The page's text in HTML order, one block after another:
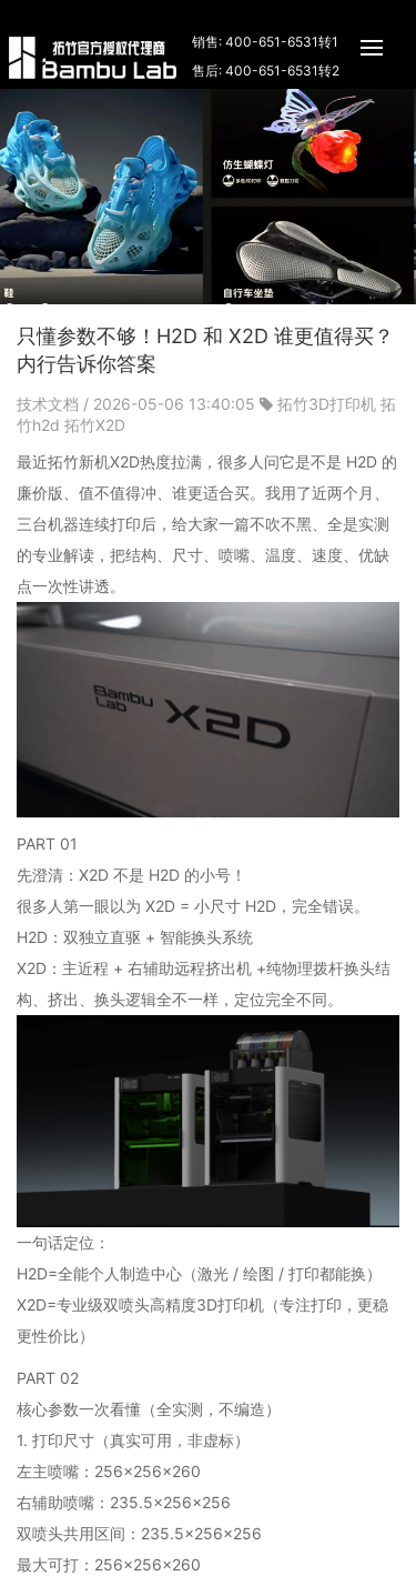
销售: 400-651-6531转1
售后: 400-651-6531转2
只懂参数不够！H2D 和 X2D 谁更值得买？
内行告诉你答案
技术文档 / 2026-05-06 13:40:05 拓竹3D打印机 拓
竹h2d 拓竹X2D
最近拓竹新机X2D热度拉满，很多人问它是不是 H2D 的
廉价版、值不值得冲、谁更适合买。我用了近两个月、
三台机器连续打印后，给大家一篇不吹不黑、全是实测
的专业解读，把结构、尺寸、喷嘴、温度、速度、优缺
点一次性讲透。
PART 01
先澄清：X2D 不是 H2D 的小号！
很多人第一眼以为 X2D = 小尺寸 H2D，完全错误。
H2D：双独立直驱 + 智能换头系统
X2D：主近程 + 右辅助远程挤出机 +纯物理拨杆换头结
构、挤出、换头逻辑全不一样，定位完全不同。
一句话定位：
H2D=全能个人制造中心（激光 / 绘图 / 打印都能换）
X2D=专业级双喷头高精度3D打印机（专注打印，更稳
更性价比）
PART 02
核心参数一次看懂（全实测，不编造）
1. 打印尺寸（真实可用，非虚标）
左主喷嘴：256×256×260
右辅助喷嘴：235.5×256×256
双喷头共用区间：235.5×256×256
最大可打：256×256×260